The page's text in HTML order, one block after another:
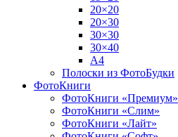
20×20
20×30
30×30
30×40
A4
Полоски из ФотоБудки
ФотоКниги
ФотоКниги «Премиум»
ФотоКниги «Слим»
ФотоКниги «Лайт»